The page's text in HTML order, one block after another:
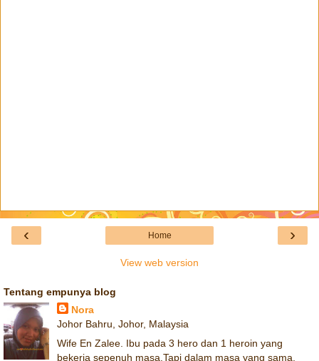
‹ ›
Home
View web version
Tentang empunya blog
Nora
Johor Bahru, Johor, Malaysia
Wife En Zalee. Ibu pada 3 hero dan 1 heroin yang
bekerja sepenuh masa.Tapi dalam masa yang sama,